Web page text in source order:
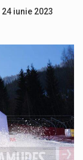
Suntem în plină vară și nimic nu e mai frumos decat să ai locuința plină de flori proaspete și plante…
Interval de valabilitate: 05 august, ora 10.00 – 09 august, ora 10.00 /Fenomene vizate: val de căldură, caniculă, temperaturi extreme,…
SIMULARE EXERCITIU. Prin Sistemul Unic de Apeluri de Urgență 112 a fost anunțat producerea unui accident rutier cu victime multiple,…
SC VITAL SA: Întreruperea furnizării apei potabile în următoarele zone este consecința unor avarii. Ne cerem scuze pentru aceste incidente…
Consiliul Județean Maramureș, în parteneriat cu Agenția de Dezvoltare Regională Nord-Vest, a organizat marți, 4 august 2026, sesiunea județeană a…
24 iunie 2023